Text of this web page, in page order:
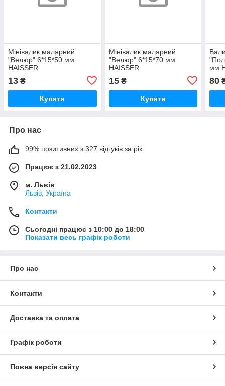
Мінівалик малярний
"Велюр" 6*15*50 мм
HAISSER
13 ₴
Купити
Мінівалик малярний
"Велюр" 6*15*70 мм
HAISSER
15₴
Купити
мм
80
Про нас
99% позитивних з 327 відгуків за рік
Працює з 21.02.2023
м. Львів
Львів, Україна
Контакти
Сьогодні працює з 10:00 до 18:00
Показати весь графік роботи
Про нас
Контакти
Доставка та оплата
Графік роботи
Повна версія сайту